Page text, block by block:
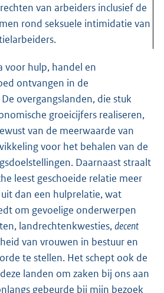
van arbeiders inclusief de
rond seksuele intimidatie van
voor hulp, handel en
ontvangen in de
overgangslanden, die stuk
groeicijfers realiseren,
van de meerwaarde van
voor het behalen van de
Daarnaast straalt
leest geschoeide relatie meer
dan een hulprelatie, wat
om gevoelige onderwerpen
landrechtenkwesties,decent
van vrouwen in bestuur en
te stellen. Het schept ook de
landen om zaken bij ons aan
gebeurde bij mijn bezoek